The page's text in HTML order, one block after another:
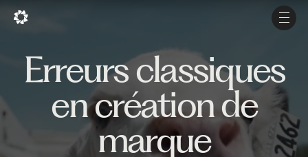
Projets
Services
Studio
Erreurs classiques
en création de
marque